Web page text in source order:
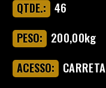
QTDE.: 46
PESO: 200,00kg
ACESSO: